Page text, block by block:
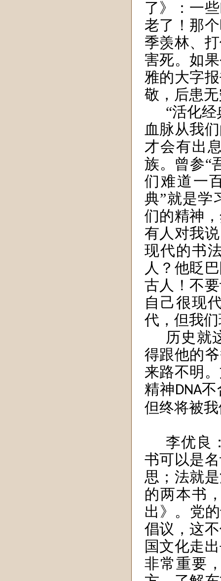
了》：一
老了！ 那
季羡林、
害死。如
雅的大字
敬，后患
“活化
血脉从我
才会有出
族。曾参“
们难道一
典”就是学
们的精神
有人对我
现代的书
人？他眨
古人！不
自己很现
代，但我
历史就
得跟他的
来路不明
精神DNA不
但终将被
李优良
书可以是
思；法就
的两本书
出》。党
倡议，这
国文化走
非常重要